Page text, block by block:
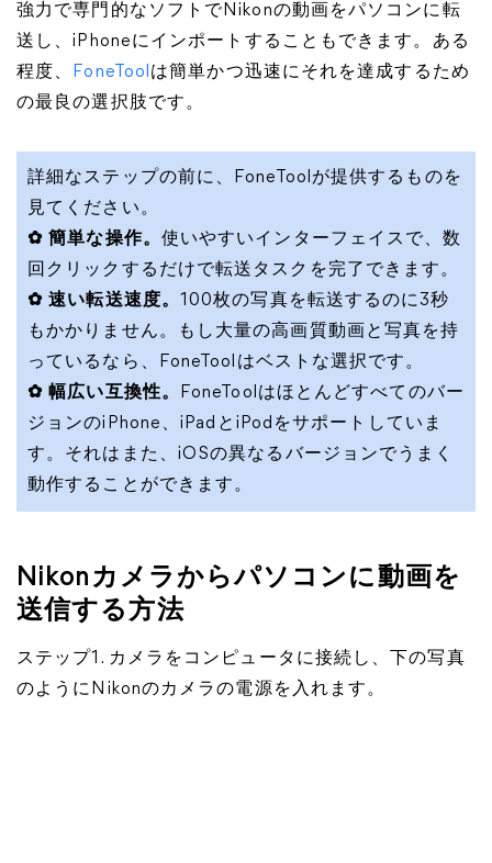
強力で専門的なソフトでNikonの動画をパソコンに転
送し、iPhoneにインポートすることもできます。ある
程度、
FoneTool は簡単かつ迅速にそれを達成するため
の最良の選択肢です。
詳細なステップの前に、FoneToolが提供するものを
見てください。
✿ 簡単な操作。 使いやすいインターフェイスで、数
回クリックするだけで転送タスクを完了できます。
✿ 速い転送速度。 100枚の写真を転送するのに3秒
もかかりません。もし大量の高画質動画と写真を持
っているなら、FoneToolはベストな選択です。
✿ 幅広い互換性。
FoneToolはほとんどすべてのバー
ジョンのiPhone、iPadとiPodをサポートしていま
す。それはまた、iOSの異なるバージョンでうまく
動作することができます。
Nikonカメラからパソコンに動画を
送信する方法
ステップ1. カメラをコンピュータに接続し、下の写真
のようにNikonのカメラの電源を入れます。